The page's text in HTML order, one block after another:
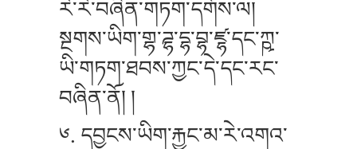
རེ་རེ་བཞིན་གཏག་དགོས་ལ།
སྔགས་ཡིག་གྷ་ཌྷ་དྷ་བྷ་ཛྷ་དང་ཀྵ་
ཡི་གཏག་ཐབས་ཀྱང་དེ་དང་རང་
བཞིན་ནོ། །
༦. དབྱངས་ཡིག་རྐྱང་མ་རེ་འགའ་